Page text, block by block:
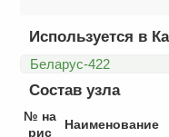
Используется в
Беларус-422
Состав узла
№ на
рис
Наименование